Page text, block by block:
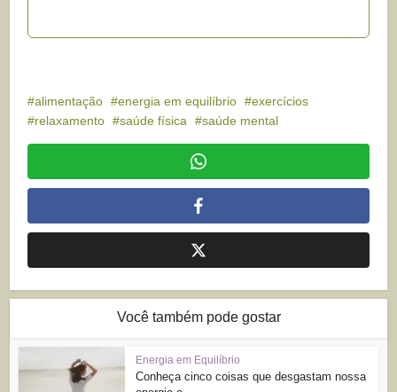
alimentação energia em equilíbrio
exercícios
relaxamento
saúde física saúde mental
Você também pode gostar
Energia em Equilíbrio
Conheça cinco coisas que desgastam nossa